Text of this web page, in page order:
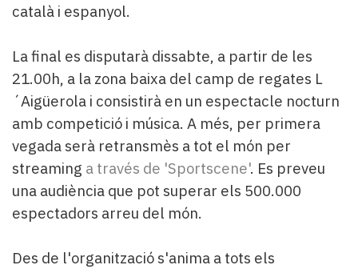
català i espanyol.
La final es disputarà dissabte, a partir de les
21.00h, a la zona baixa del camp de regates L
´Aigüerola i consistirà en un espectacle nocturn
amb competició i música. A més, per primera
vegada serà retransmès a tot el món per
streaming a través de 'Sportscene'. Es preveu
una audiència que pot superar els 500.000
espectadors arreu del món.
Des de l'organització s'anima a tots els